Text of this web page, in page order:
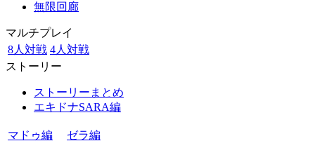
無限回廊
マルチプレイ
8人対戦 4人対戦
ストーリー
ストーリーまとめ
エキドナSARA編
マドゥ編
ゼラ編